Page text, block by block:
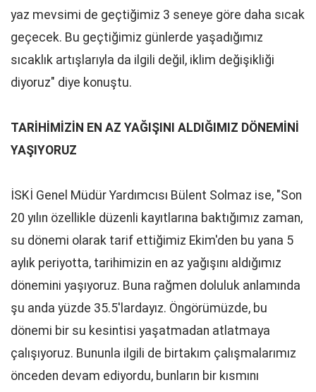
yaz mevsimi de geçtiğimiz 3 seneye göre daha sıcak
geçecek. Bu geçtiğimiz günlerde yaşadığımız
sıcaklık artışlarıyla da ilgili değil, iklim değişikliği
diyoruz" diye konuştu.
TARİHİMİZİN EN AZ YAĞIŞINI ALDIĞIMIZ DÖNEMİNİ
YAŞIYORUZ
İSKİ Genel Müdür Yardımcısı Bülent Solmaz ise, "Son
20 yılın özellikle düzenli kayıtlarına baktığımız zaman,
su dönemi olarak tarif ettiğimiz Ekim'den bu yana 5
aylık periyotta, tarihimizin en az yağışını aldığımız
dönemini yaşıyoruz. Buna rağmen doluluk anlamında
şu anda yüzde 35.5'lardayız. Öngörümüzde, bu
dönemi bir su kesintisi yaşatmadan atlatmaya
çalışıyoruz. Bununla ilgili de birtakım çalışmalarımız
önceden devam ediyordu, bunların bir kısmını